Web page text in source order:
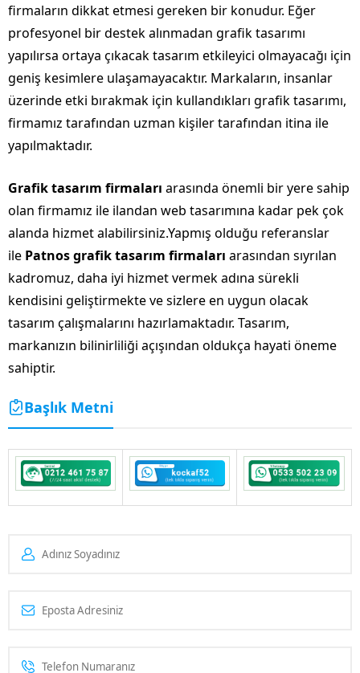
firmaların dikkat etmesi gereken bir konudur. Eğer
profesyonel bir destek alınmadan grafik tasarımı
yapılırsa ortaya çıkacak tasarım etkileyici olmayacağı için
geniş kesimlere ulaşamayacaktır. Markaların, insanlar
üzerinde etki bırakmak için kullandıkları grafik tasarımı,
firmamız tarafından uzman kişiler tarafından itina ile
yapılmaktadır.
Grafik tasarım firmaları arasında önemli bir yere sahip
olan firmamız ile ilandan web tasarımına kadar pek çok
alanda hizmet alabilirsiniz.Yapmış olduğu referanslar
ile Patnos grafik tasarım firmaları arasından sıyrılan
kadromuz, daha iyi hizmet vermek adına sürekli
kendisini geliştirmekte ve sizlere en uygun olacak
tasarım çalışmalarını hazırlamaktadır. Tasarım,
markanızın bilinirliliği açışından oldukça hayati öneme
sahiptir.
Başlık Metni